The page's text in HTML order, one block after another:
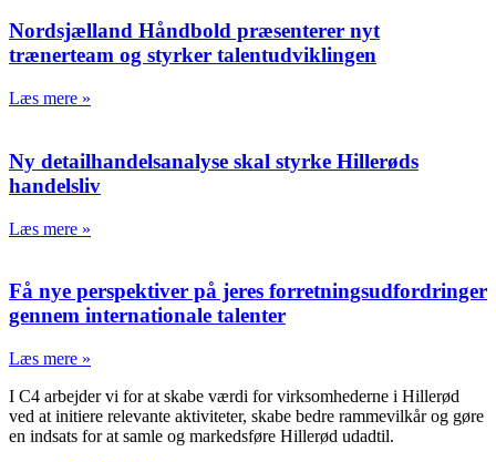
Nordsjælland Håndbold præsenterer nyt
trænerteam og styrker talentudviklingen
Læs mere »
Ny detailhandelsanalyse skal styrke Hillerøds
handelsliv
Læs mere »
Få nye perspektiver på jeres forretningsudfordringer
gennem internationale talenter
Læs mere »
I C4 arbejder vi for at skabe værdi for virksomhederne i Hillerød
ved at initiere relevante aktiviteter, skabe bedre rammevilkår og gøre
en indsats for at samle og markedsføre Hillerød udadtil.